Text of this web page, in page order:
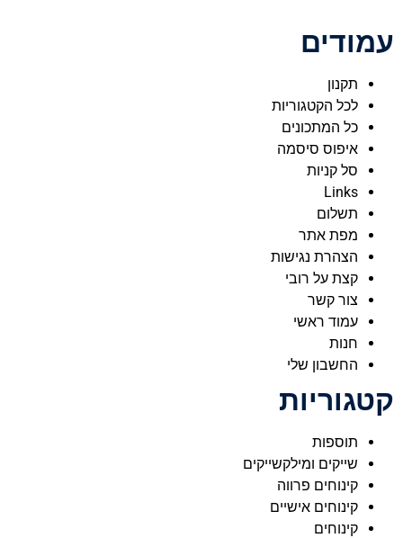
עמודים
תקנון
לכל הקטגוריות
כל המתכונים
איפוס סיסמה
סל קניות
Links
תשלום
מפת אתר
הצהרת נגישות
קצת על רובי
צור קשר
עמוד ראשי
חנות
החשבון שלי
קטגוריות
תוספות
שייקים ומילקשייקים
קינוחים פרווה
קינוחים אישיים
קינוחים